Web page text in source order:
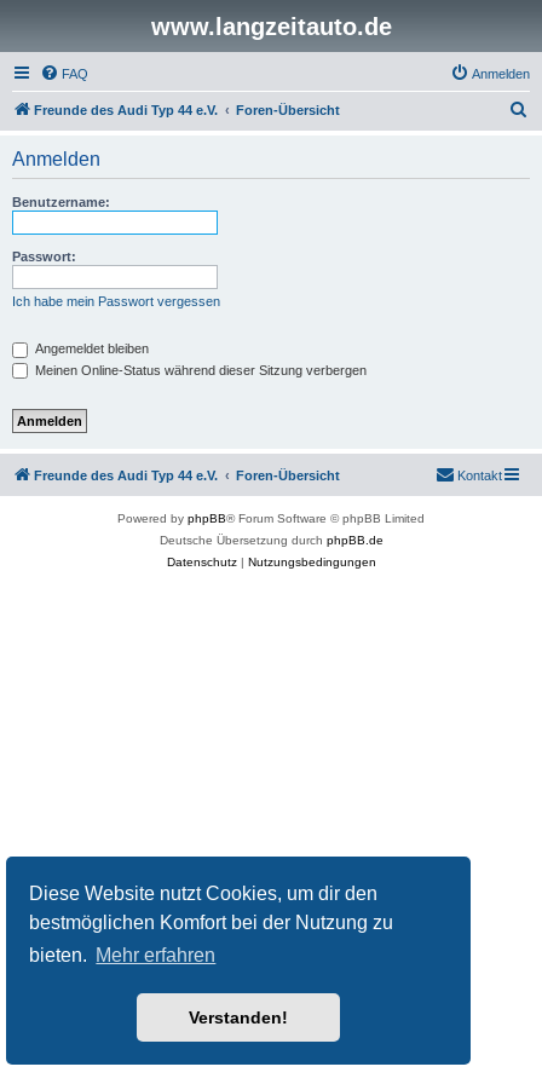
Diese Website nutzt Cookies, um dir den
bestmöglichen Komfort bei der Nutzung zu
bieten. Mehr erfahren
Verstanden!
www.langzeitauto.de
FAQ Anmelden
Freunde des Audi Typ 44 e.V. Foren-Übersicht
Anmelden
Benutzername:
Passwort:
Ich habe mein Passwort vergessen
Angemeldet bleiben
Meinen Online-Status während dieser Sitzung verbergen
Freunde des Audi Typ 44 e.V. Foren-Übersicht Kontakt
Powered by phpBB® Forum Software © phpBB Limited
Deutsche Übersetzung durch phpBB.de
Datenschutz| Nutzungsbedingungen